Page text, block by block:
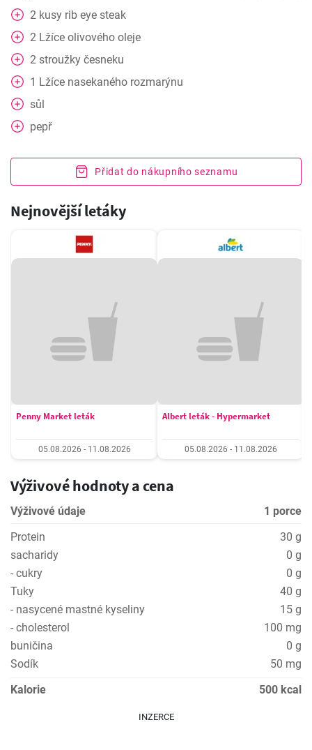
2 kusy rib eye steak
2 Lžíce olivového oleje
2 stroužky česneku
1 Lžíce nasekaného rozmarýnu
sůl
pepř
Přidat do nákupního seznamu
Nejnovější letáky
Penny Market leták
05.08.2026 - 11.08.2026
Albert leták - Hypermarket
05.08.2026 - 11.08.2026
Výživové hodnoty a cena
Výživové údaje
1 porce
Protein
30 g
sacharidy
0 g
- cukry
0 g
Tuky
40 g
- nasycené mastné kyseliny
15 g
- cholesterol
100 mg
buničina
0 g
Sodík
50 mg
Kalorie
500 kcal
INZERCE